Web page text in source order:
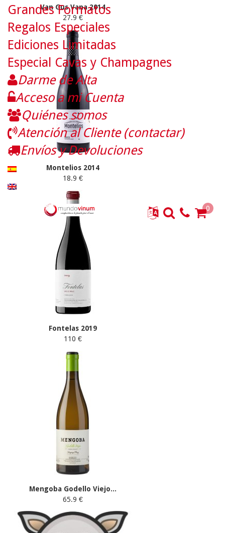
Van Gus Vana 2014
27.9 €
Montelios 2014
18.9 €
Fontelas 2019
110 €
Mengoba Godello Viejo...
65.9 €
Grandes Formatos
Regalos Especiales
Ediciones Limitadas
Especial Cavas y Champagnes
Darme de Alta
Acceso a mi Cuenta
Quiénes somos
Atención al Cliente (contactar)
Envíos y Devoluciones
0